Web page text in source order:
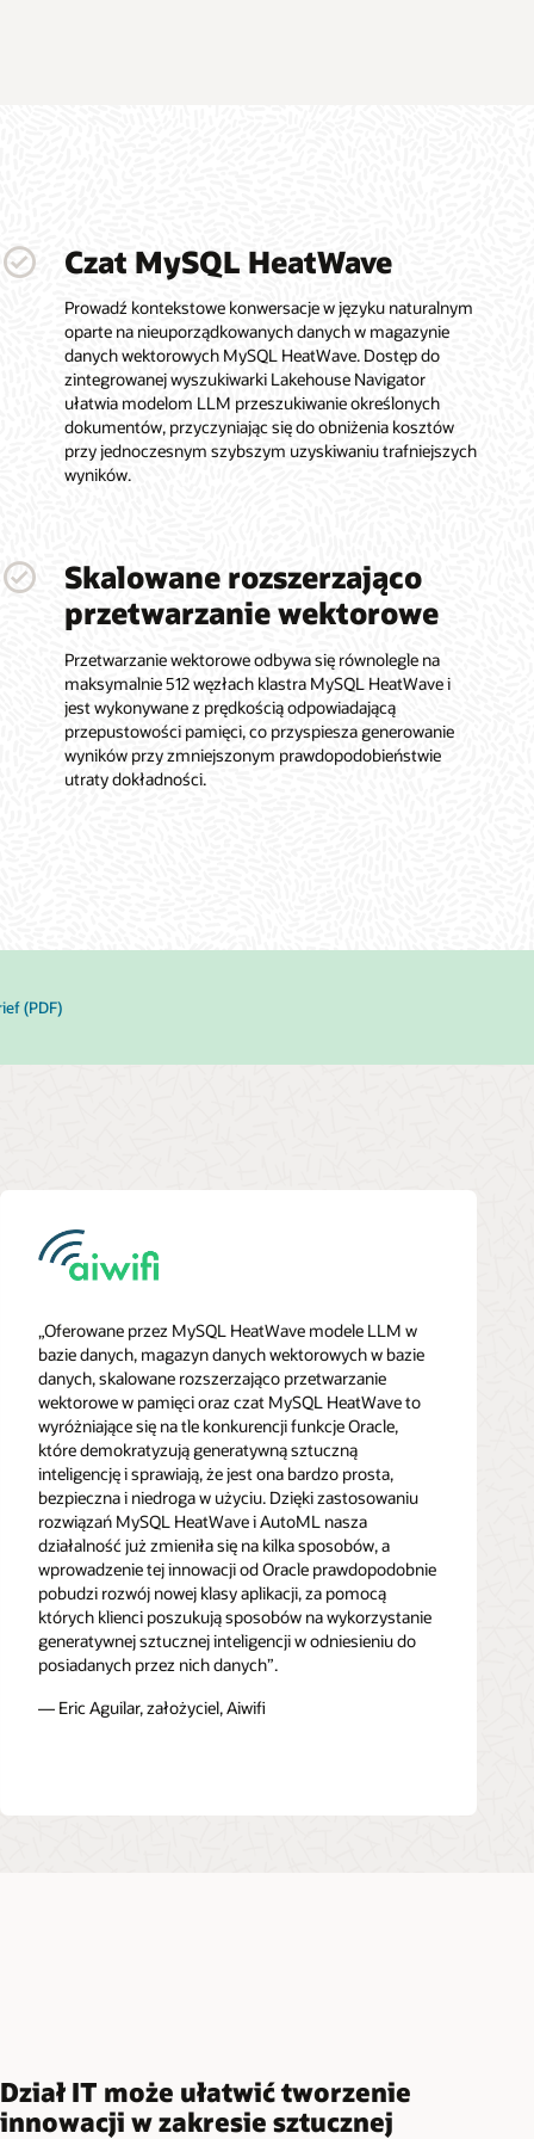
Czat MySQL HeatWave
Prowadź kontekstowe konwersacje w języku naturalnym
oparte na nieuporządkowanych danych w magazynie
danych wektorowych MySQL HeatWave. Dostęp do
zintegrowanej wyszukiwarki Lakehouse Navigator
ułatwia modelom LLM przeszukiwanie określonych
dokumentów, przyczyniając się do obniżenia kosztów
przy jednoczesnym szybszym uzyskiwaniu trafniejszych
wyników.
Skalowane rozszerzająco
przetwarzanie wektorowe
Przetwarzanie wektorowe odbywa się równolegle na
maksymalnie 512 węzłach klastra MySQL HeatWave i
jest wykonywane z prędkością odpowiadającą
przepustowości pamięci, co przyspiesza generowanie
wyników przy zmniejszonym prawdopodobieństwie
utraty dokładności.
(PDF)
„Oferowane przez MySQL HeatWave modele LLM w
bazie danych, magazyn danych wektorowych w bazie
danych, skalowane rozszerzająco przetwarzanie
wektorowe w pamięci oraz czat MySQL HeatWave to
wyróżniające się na tle konkurencji funkcje Oracle,
które demokratyzują generatywną sztuczną
inteligencję i sprawiają, że jest ona bardzo prosta,
bezpieczna i niedroga w użyciu. Dzięki zastosowaniu
rozwiązań MySQL HeatWave i AutoML nasza
działalność już zmieniła się na kilka sposobów, a
wprowadzenie tej innowacji od Oracle prawdopodobnie
pobudzi rozwój nowej klasy aplikacji, za pomocą
których klienci poszukują sposobów na wykorzystanie
generatywnej sztucznej inteligencji w odniesieniu do
posiadanych przez nich danych”.
— Eric Aguilar, założyciel, Aiwifi
Dział IT może ułatwić tworzenie
innowacji w zakresie sztucznej